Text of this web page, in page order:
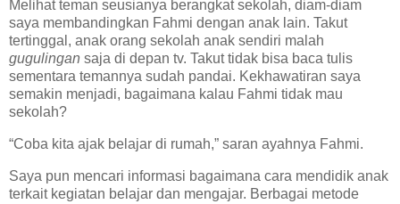
Melihat teman seusianya berangkat sekolah, diam-diam
saya membandingkan Fahmi dengan anak lain. Takut
tertinggal, anak orang sekolah anak sendiri malah
gugulingan saja di depan tv. Takut tidak bisa baca tulis
sementara temannya sudah pandai. Kekhawatiran saya
semakin menjadi, bagaimana kalau Fahmi tidak mau
sekolah?
“Coba kita ajak belajar di rumah,” saran ayahnya Fahmi.
Saya pun mencari informasi bagaimana cara mendidik anak
terkait kegiatan belajar dan mengajar. Berbagai metode